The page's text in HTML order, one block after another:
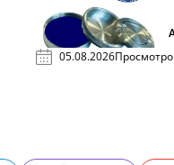
05.08.2026